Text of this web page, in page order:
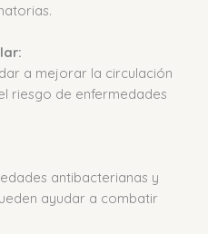
a mejorar la circulación
riesgo de enfermedades
antibacterianas y
ayudar a combatir